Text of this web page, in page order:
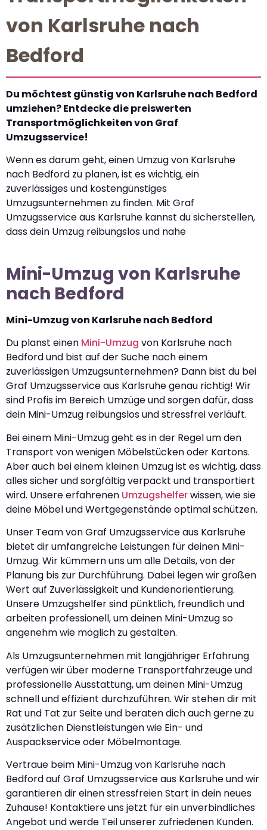
von Karlsruhe nach
Bedford
Du möchtest günstig von Karlsruhe nach Bedford
umziehen? Entdecke die preiswerten
Transportmöglichkeiten von Graf
Umzugsservice!
Wenn es darum geht, einen Umzug von Karlsruhe
nach Bedford zu planen, ist es wichtig, ein
zuverlässiges und kostengünstiges
Umzugsunternehmen zu finden. Mit Graf
Umzugsservice aus Karlsruhe kannst du sicherstellen,
dass dein Umzug reibungslos und nahe
Mini-Umzug von Karlsruhe
nach Bedford
Mini-Umzug von Karlsruhe nach Bedford
Du planst einen Mini-Umzug von Karlsruhe nach
Bedford und bist auf der Suche nach einem
zuverlässigen Umzugsunternehmen? Dann bist du bei
Graf Umzugsservice aus Karlsruhe genau richtig! Wir
sind Profis im Bereich Umzüge und sorgen dafür, dass
dein Mini-Umzug reibungslos und stressfrei verläuft.
Bei einem Mini-Umzug geht es in der Regel um den
Transport von wenigen Möbelstücken oder Kartons.
Aber auch bei einem kleinen Umzug ist es wichtig, dass
alles sicher und sorgfältig verpackt und transportiert
wird. Unsere erfahrenen Umzugshelferwissen, wie sie
deine Möbel und Wertgegenstände optimal schützen.
Unser Team von Graf Umzugsservice aus Karlsruhe
bietet dir umfangreiche Leistungen für deinen Mini-
Umzug. Wir kümmern uns um alle Details, von der
Planung bis zur Durchführung. Dabei legen wir großen
Wert auf Zuverlässigkeit und Kundenorientierung.
Unsere Umzugshelfer sind pünktlich, freundlich und
arbeiten professionell, um deinen Mini-Umzug so
angenehm wie möglich zu gestalten.
Als Umzugsunternehmen mit langjähriger Erfahrung
verfügen wir über moderne Transportfahrzeuge und
professionelle Ausstattung, um deinen Mini-Umzug
schnell und effizient durchzuführen. Wir stehen dir mit
Rat und Tat zur Seite und beraten dich auch gerne zu
zusätzlichen Dienstleistungen wie Ein- und
Auspackservice oder Möbelmontage.
Vertraue beim Mini-Umzug von Karlsruhe nach
Bedford auf Graf Umzugsservice aus Karlsruhe und wir
garantieren dir einen stressfreien Start in dein neues
Zuhause! Kontaktiere uns jetzt für ein unverbindliches
Angebot und werde Teil unserer zufriedenen Kunden.